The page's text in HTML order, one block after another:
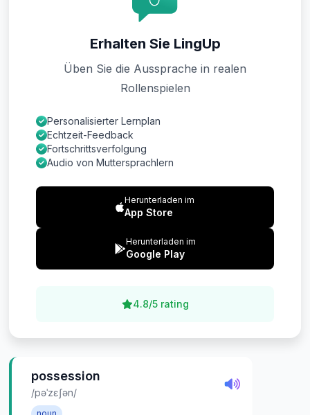
possession
/pəˈzɛʃən/
Erhalten Sie LingUp
Üben Sie die Aussprache in realen
Rollenspielen
Personalisierter Lernplan
Echtzeit-Feedback
Fortschrittsverfolgung
Audio von Muttersprachlern
Herunterladen im
App Store
Herunterladen im
Google Play
4.8/5 rating